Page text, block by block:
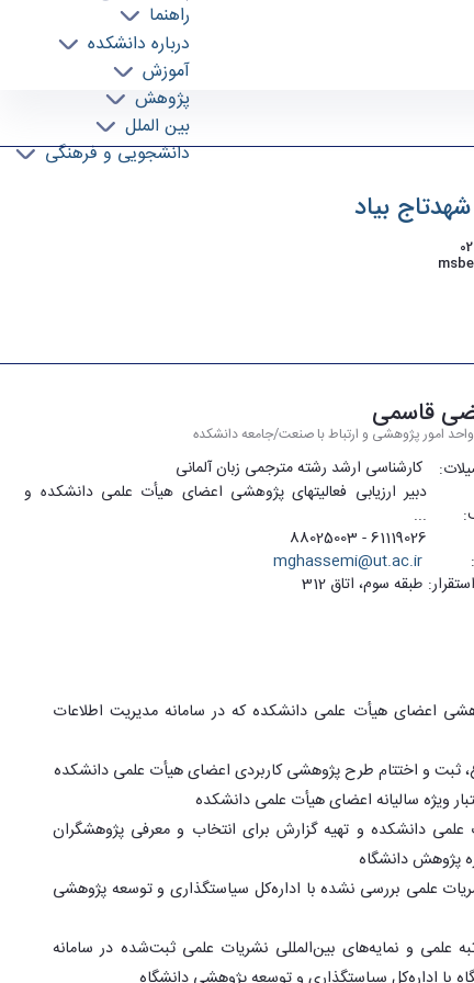
راهنما
درباره دانشکده
آموزش
پژوهش
بین الملل
دانشجویی و فرهنگی
بیاد
قاسمی
امور پژوهشی و ارتباط با صنعت/جامعه دانشکده
کارشناسی­ ارشد رشته مترجمی زبان آلمانی
دبیر ارزیابی فعالیت­های پژوهشی اعضای هیأت علمی دانشکده و
...
61119026 - 88025003
mghassemi@ut.ac.ir
طبقه سوم، اتاق 312
اعضای هیأت علمی دانشکده که در سامانه مدیریت اطلاعات
ثبت و اختتام طرح پژوهشی کاربردی اعضای هیأت علمی دانشکده
ویژه سالیانه اعضای هیأت علمی دانشکده
دانشکده و تهیه گزارش برای انتخاب و معرفی پژوهشگران
پژوهش دانشگاه
علمی بررسی نشده با اداره‌کل سیاستگذاری و توسعه پژوهشی
علمی و نمایه‌های بین‌المللی نشریات علمی ثبت‌شده در سامانه